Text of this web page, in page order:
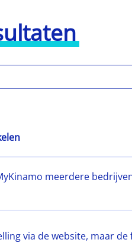
meerdere
via de website, maar